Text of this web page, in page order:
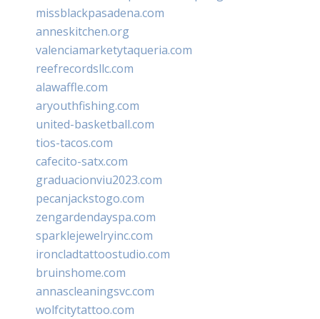
missblackpasadena.com
anneskitchen.org
valenciamarketytaqueria.com
reefrecordsllc.com
alawaffle.com
aryouthfishing.com
united-basketball.com
tios-tacos.com
cafecito-satx.com
graduacionviu2023.com
pecanjackstogo.com
zengardendayspa.com
sparklejewelryinc.com
ironcladtattoostudio.com
bruinshome.com
annascleaningsvc.com
wolfcitytattoo.com